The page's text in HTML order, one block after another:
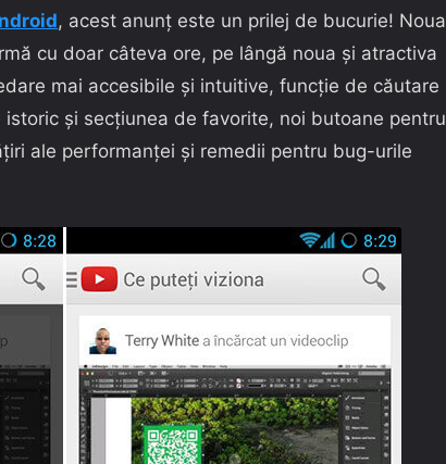
, acest anunț este un prilej de bucurie! Noua
cu doar câteva ore, pe lângă noua și atractiva
mai accesibile și intuitive, funcție de căutare
și secțiunea de favorite, noi butoane pentru
ale performanței și remedii pentru bug-urile